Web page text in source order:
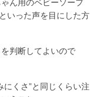
ん用のベビーソープ
いった声を目にした方
判断してよいので
くさ”と同じくらい注